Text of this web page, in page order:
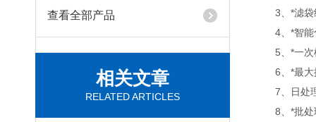
查看全部产品
相关文章
RELATED ARTICLES
3、*滤袋
4、*智能化
5、*一次
6、*最大
7、日处理
8、*批处